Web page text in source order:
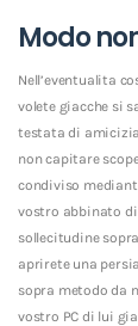
Modo
Nell’eventualita
volete giacche si
testata di
non capitare
condiviso
vostro abbinato
sollecitudine sopra
aprirete una
sopra metodo da
vostro PC di lui